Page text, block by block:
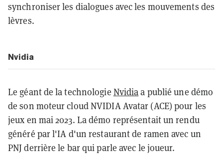
synchroniser les dialogues avec les mouvements des
lèvres.
Nvidia
Le géant de la technologie Nvidiaa publié une démo
de son moteur cloud NVIDIA Avatar (ACE) pour les
jeux en mai 2023. La démo représentait un rendu
généré par l'IA d'un restaurant de ramen avec un
PNJ derrière le bar qui parle avec le joueur.